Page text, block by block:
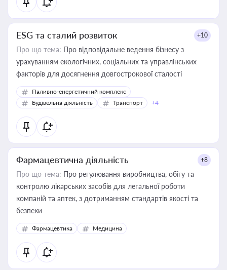
ESG та сталий розвиток +10
Про що тема: Про відповідальне ведення бізнесу з
урахуванням екологічних, соціальних та управлінських
факторів для досягнення довгострокової сталості
Паливно-енергетичний комплекс
Будівельна діяльність
Транспорт +4
Фармацевтична діяльність +8
Про що тема: Про регулювання виробництва, обігу та
контролю лікарських засобів для легальної роботи
компаній та аптек, з дотриманням стандартів якості та
безпеки
Фармацевтика Медицина